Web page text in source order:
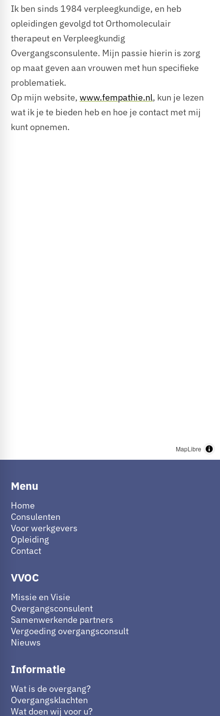
Ik ben sinds 1984 verpleegkundige, en heb
opleidingen gevolgd tot Orthomoleculair
therapeut en Verpleegkundig
Overgangsconsulente. Mijn passie hierin is zorg
op maat geven aan vrouwen met hun specifieke
problematiek.
Op mijn website, www.fempathie.nl, kun je lezen
wat ik je te bieden heb en hoe je contact met mij
kunt opnemen.
MapLibre
Menu
Home
Consulenten
Voor werkgevers
Opleiding
Contact
VVOC
Missie en Visie
Overgangsconsulent
Samenwerkende partners
Vergoeding overgangsconsult
Nieuws
Informatie
Wat is de overgang?
Overgangsklachten
Wat doen wij voor u?